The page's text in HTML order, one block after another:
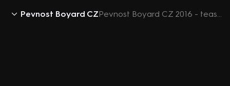
Pevnost Boyard CZ Pevnost Boyard CZ 2016 - teaser 3